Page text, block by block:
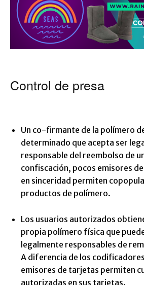
Control de presa
Un co-firmante de la polímero
determinado que acepta ser
responsable del reembolso de
confiscación, pocos emisores
en sinceridad permiten
productos de polímero.
Los usuarios autorizados
propia polímero física que
legalmente responsables de
A diferencia de los
emisores de tarjetas permiten
autorizadas en sus tarjetas.